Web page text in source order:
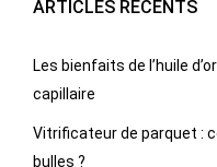
ARTICLES RÉCENTS
Les bienfaits de l’huile
capillaire
Vitrificateur de parquet :
bulles ?